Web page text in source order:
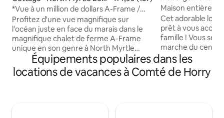
h
*Vue à un million de dollars A-Frame /
Jacuzzi / Foyer*
Profitez d'une vue magnifique sur
l'océan juste en face du marais dans le
magnifique chalet de ferme A-Frame
unique en son genre à North Myrtle
Beach, en Caroline du Sud. Profitez du
café et de vos boissons préférées sur la
terrasse arrière tout en regardant le
Maison entière
ville de Conway
Cet adorable
prêt à vous
famille ! Vous serez à distance de
marche du
vous pourrez
incroyables, de
la République et
Équipements populaires dans les
locations de vacances à Comté de Horry